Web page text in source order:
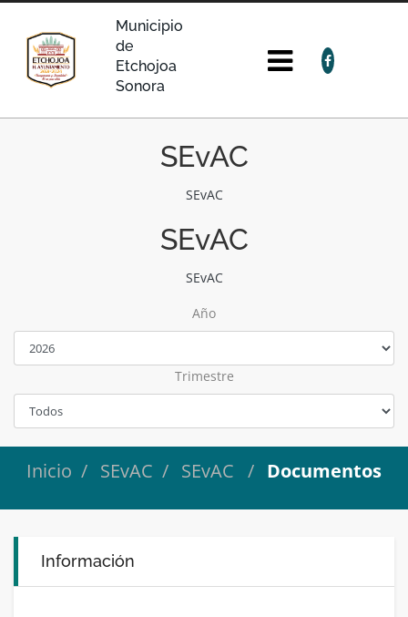
Municipio
de
Etchojoa
Sonora
SEvAC
SEvAC
SEvAC
SEvAC
Año
Trimestre
Inicio SEvAC SEvAC Documentos
Información